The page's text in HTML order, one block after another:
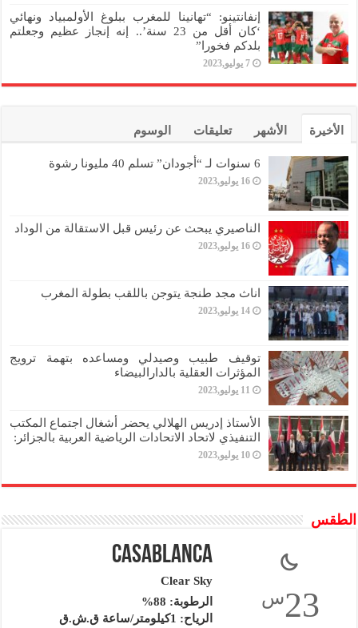
إنفانتينو: “تهانينا للمغرب ببلوغ الأولمبياد ونهائي
‘كان أقل من 23 سنة’.. إنه إنجاز عظيم وجعلتم
بلدكم فخورا”
7 يوليو,2023
الأخيرة الأشهر تعليقات الوسوم
6 سنوات لـ “أجودان” تسلم 40 مليونا رشوة
16 يوليو,2023
الناصيري يبحث عن رئيس قبل الاستقالة من الوداد
16 يوليو,2023
اناث مجد طنجة يتوجن باللقب بطولة المغرب
14 يوليو,2023
توقيف طبيب وصيدلي ومساعده بتهمة ترويج
المؤثرات العقلية بالدارالبيضاء
11 يوليو,2023
الأستاذ إدريس الهلالي يحضر أشغال اجتماع المكتب
التنفيذي لاتحاد الاتحادات الرياضية العربية بالجزائر:
10 يوليو,2023
الطقس
23س
Casablanca
Clear Sky
الرطوبة: 88%
الرياح: 1كيلومتر/ساعة ق.ش.ق‎